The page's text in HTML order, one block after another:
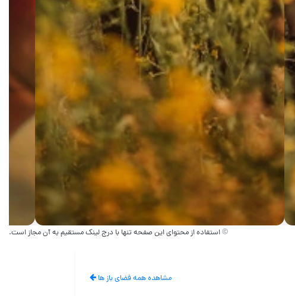
© استفاده از محتوای این صفحه تنها با درج لینک مستقیم به آن مجاز است.
مشاهده همه فضای باز ها